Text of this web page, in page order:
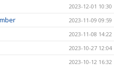
2023-12-01 10:30
2023-11-09 09:59
2023-11-08 14:22
2023-10-27 12:04
2023-10-12 16:32